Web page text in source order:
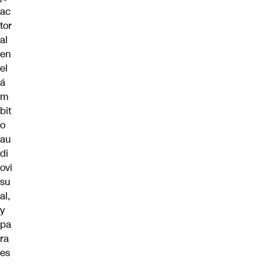
ac
tor
al
en
el
á
m
bit
o
au
di
ovi
su
al,
y
pa
ra
es